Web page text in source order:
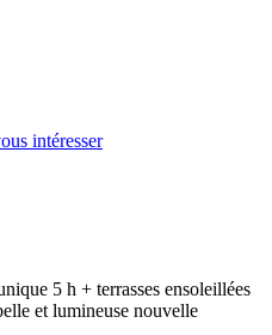
intéresser
5 h + terrasses ensoleillées
et lumineuse nouvelle